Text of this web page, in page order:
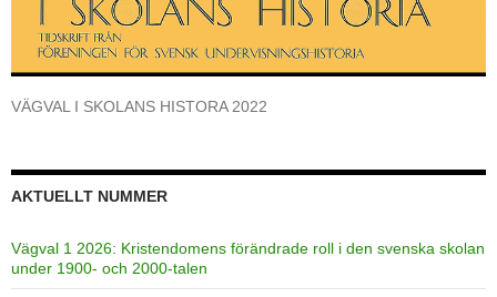
VÄGVAL I SKOLANS HISTORA 2022
AKTUELLT NUMMER
Vägval 1 2026: Kristendomens förändrade roll i den svenska skolan
under 1900- och 2000-talen